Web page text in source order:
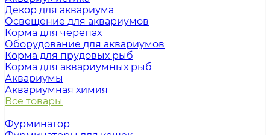
Декор для аквариума
Освещение для аквариумов
Корма для черепах
Оборудование для аквариумов
Корма для прудовых рыб
Корма для аквариумных рыб
Аквариумы
Аквариумная химия
Все товары
Фурминатор